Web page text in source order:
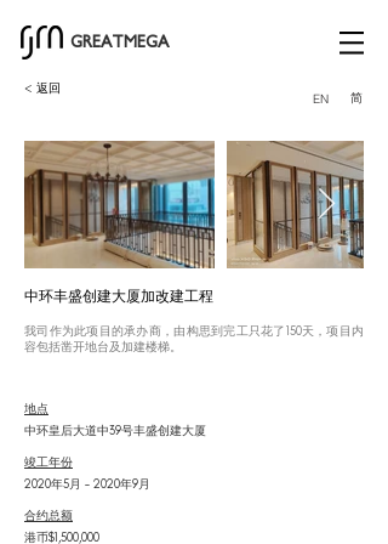
GREATMEGA
< 返回
EN 简
中环丰盛创建大厦加改建工程
我司作为此项目的承办商，由构思到完工只花了150天，项目内
容包括凿开地台及加建楼梯。
地点
中环皇后大道中39号丰盛创建大厦
2020年5月 – 2020年9月
竣工年份
港币$1,500,000
合约总额